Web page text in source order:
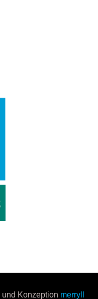
und Konzeption merryll